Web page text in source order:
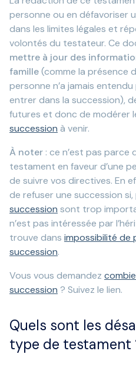
personne ou en défavoriser
dans les limites légales et
volontés du testateur. Ce
mettre à jour des
famille(comme la présence
personne n’a jamais
entrer dans la succession),
futures et donc de modérer
succession à venir.
À noter : ce n’est pas parce
testament en faveur d’une
de suivre vos directives. En
de refuser une succession si,
succession sont trop
n’est pas intéressée par
trouve dans impossibilité de
succession.
Vous vous demandez
succession ? Suivez le lien.
Quels sont les
type de testament